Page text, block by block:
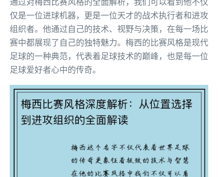
仅是一位进球机器，更是一位天才的战术执行者和进攻
组织者。他通过自己的技术、视野与决策，在每一场比
赛中都展现了自己的独特魅力。梅西的比赛风格是现代
足球的一种典范，代表着足球技术的巅峰，也是每一位
足球爱好者心中的传奇。